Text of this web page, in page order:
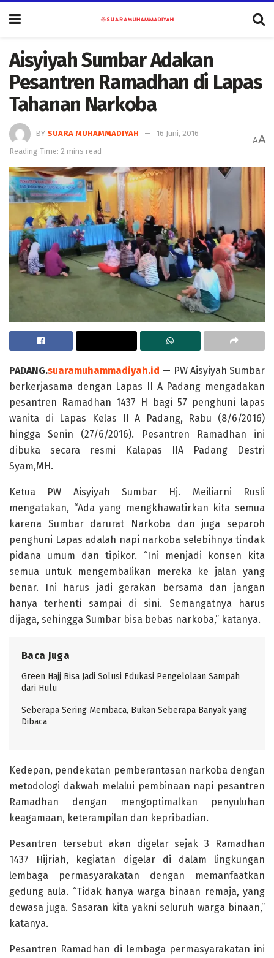
Aisyiyah Sumbar Adakan
Pesantren Ramadhan di Lapas
Tahanan Narkoba
BY SUARA MUHAMMADIYAH
16 Juni, 2016
Reading Time: 2 mins read
AA
PADANG.suaramuhammadiyah.id — PW Aisyiyah Sumbar
berkerjasama dengan Lapas II A Padang mengadakan
pesantren Ramadhan 1437 H bagi 57 penghuni lapas
wanita di Lapas Kelas II A Padang, Rabu (8/6/2016)
hingga Senin (27/6/2016). Pesantren Ramadhan ini
dibuka secara resmi Kalapas IIA Padang Destri
Syam,MH.
Ketua PW Aisyiyah Sumbar Hj. Meiliarni Rusli
mengatakan, “Ada yang mengkhawatirkan kita semua
karena Sumbar darurat Narkoba dan juga separoh
penghuni Lapas adalah napi narkoba selebihnya tindak
pidana umum dan tipikor. “Ini menjadi konsen kita
semua untuk mengembalikan mereka ke jalan yang
benar. Ini harus jadi gerakan bersama dan jangan
hanya terhenti sampai di sini. Semangatnya harus
dijaga, sehingga Sumbar bisa bebas narkoba,” katanya.
Baca Juga
Green Hajj Bisa Jadi Solusi Edukasi Pengelolaan Sampah
dari Hulu
Seberapa Sering Membaca, Bukan Seberapa Banyak yang
Dibaca
Kedepan, pendekatan pemberantasan narkoba dengan
metodologi dakwah melalui pembinaan napi pesantren
Ramadhan dengan mengoptimalkan penyuluhan
keagamaan, keterampilan dan kepribadian.
Pesantren tersebut akan digelar sejak 3 Ramadhan
1437 Hijriah, kegiatan digelar di dalam lingkungan
lembaga permasyarakatan dengan memanfaatkan
gedung aula. “Tidak hanya warga binaan remaja, yang
dewasa juga. Sasaran kita yakni seluruh warga binaan,”
katanya.
Pesantren Ramadhan di lembaga permasyarakatan ini